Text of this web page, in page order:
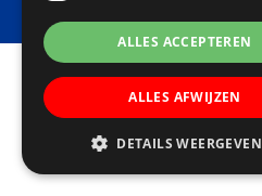
ALLES ACCEPTEREN
ALLES AFWIJZEN
DETAILS WEERGEVEN